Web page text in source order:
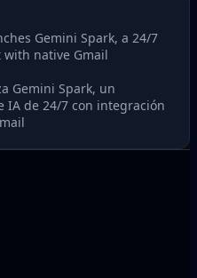
Gemini Spark, a 24/7
with native Gmail
Gemini Spark, un
IA de 24/7 con integración